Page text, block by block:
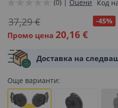
(0) | Оцени Код
Промо цена 20,16 €
37,29 € -45%
Доставка на
Още варианти: